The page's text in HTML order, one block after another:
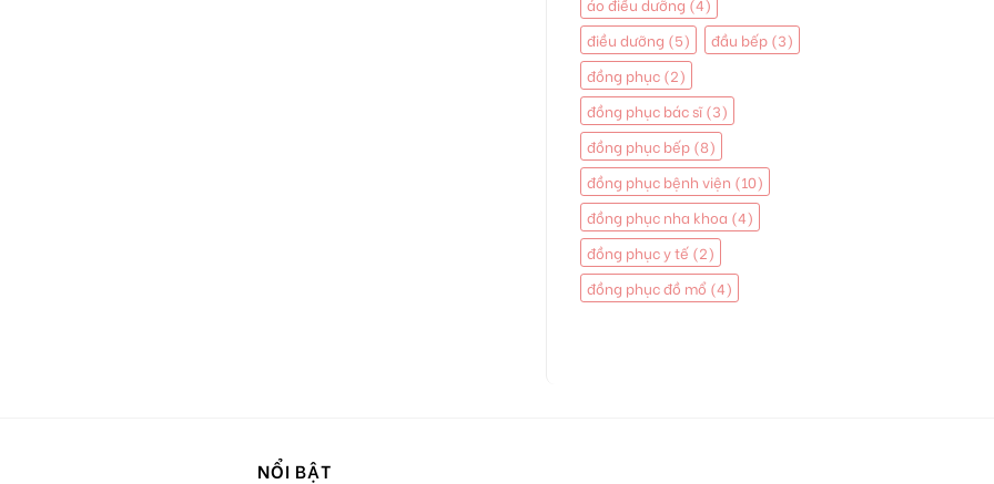
áo điều dưỡng (4)
điều dưỡng (5) đầu bếp(3)
đồng phục(2)
đồng phục bác sĩ(3)
đồng phục bếp(8)
đồng phục bệnh viện (10)
đồng phục nha khoa (4)
đồng phục y tế(2)
đồng phục đồ mổ (4)
NỔI BẬT